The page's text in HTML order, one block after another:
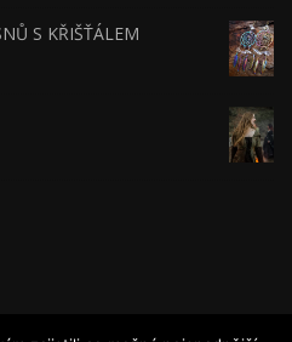
S KŘIŠŤÁLEM